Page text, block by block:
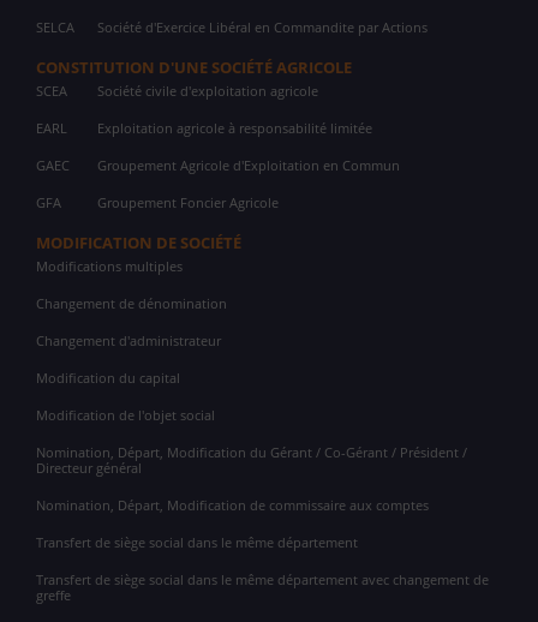
SELCA Société d'Exercice Libéral en Commandite par Actions
CONSTITUTION D'UNE SOCIÉTÉ AGRICOLE
SCEA Société civile d'exploitation agricole
EARL Exploitation agricole à responsabilité limitée
GAEC Groupement Agricole d'Exploitation en Commun
GFA Groupement Foncier Agricole
MODIFICATION DE SOCIÉTÉ
Modifications multiples
Changement de dénomination
Changement d'administrateur
Modification du capital
Modification de l'objet social
Nomination, Départ, Modification du Gérant / Co-Gérant / Président /
Directeur général
Nomination, Départ, Modification de commissaire aux comptes
Transfert de siège social dans le même département
Transfert de siège social dans le même département avec changement de
greffe